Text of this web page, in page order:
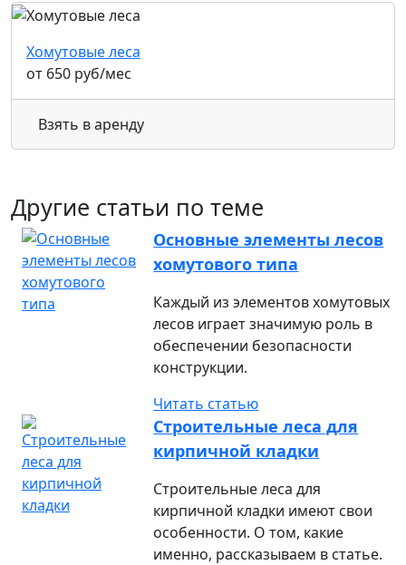
Хомутовые леса
от 650 руб/мес
Взять в аренду
Другие статьи по теме
Основные элементы лесов
хомутового типа
Каждый из элементов хомутовых
лесов играет значимую роль в
обеспечении безопасности
конструкции.
Читать статью
Строительные леса для
кирпичной кладки
Строительные леса для
кирпичной кладки имеют свои
особенности. О том, какие
именно, рассказываем в статье.